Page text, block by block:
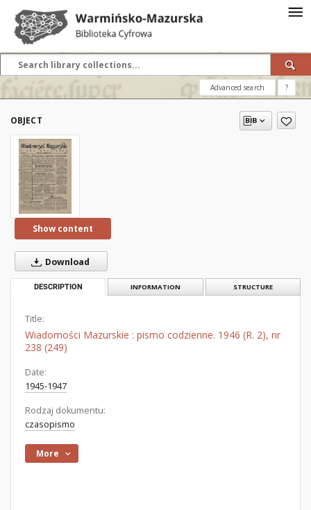
Advanced search ?
OBJECT
Show content
Download
DESCRIPTION INFORMATION STRUCTURE
Title:
Wiadomości Mazurskie : pismo codzienne. 1946 (R. 2), nr
238 (249)
Date:
1945-1947
Rodzaj dokumentu:
czasopismo
More